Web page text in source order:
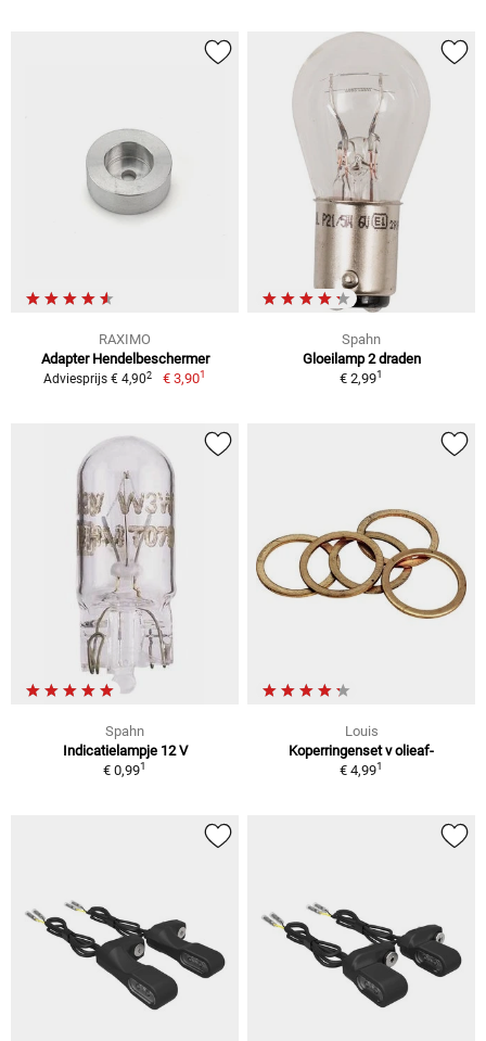
RAXIMO
Adapter Hendelbeschermer
Adviesprijs € 4,902 € 3,901
Spahn
Gloeilamp 2 draden
€ 2,991
Spahn
Indicatielampje 12 V
€ 0,991
Louis
Koperringenset v olieaf-
€ 4,991